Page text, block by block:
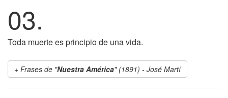
03.
Toda muerte es principio de una vida.
Frases de "Nuestra América" (1891) - José Martí